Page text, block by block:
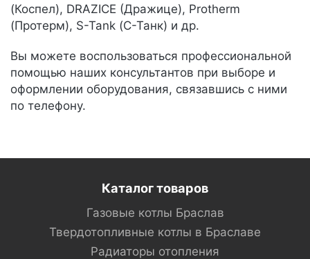
(Коспел), DRAZICE (Дражице), Protherm
(Протерм), S-Tank (С-Танк) и др.
Вы можете воспользоваться профессиональной
помощью наших консультантов при выборе и
оформлении оборудования, связавшись с ними
по телефону.
Каталог товаров
Газовые котлы Браслав
Твердотопливные котлы в Браславе
Радиаторы отопления